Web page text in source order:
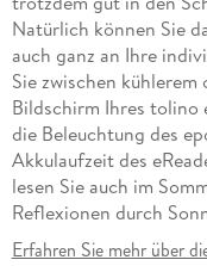
Natürlich können Sie
auch ganz an Ihre
Sie zwischen
Bildschirm Ihres tolino
die Beleuchtung des
Akkulaufzeit des
lesen Sie auch im
Reflexionen durch
Erfahren Sie mehr über